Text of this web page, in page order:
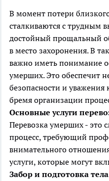
В момент потери
сталкиваются с трудным
достойный прощальный
в место захоронения. В
важно иметь понимание
умерших. Это обеспечит
безопасности и
бремя организации
Основные услуги
Перевозка умерших - это
процесс, требующий
внимательного
услуги, которые могут
Забор и подготовка